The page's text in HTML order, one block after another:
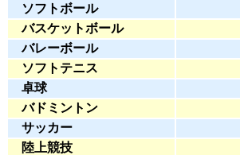
ソフトボール
バスケットボール
バレーボール
ソフトテニス
卓球
バドミントン
サッカー
陸上競技